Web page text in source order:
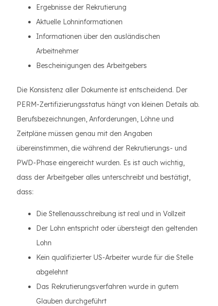
Ergebnisse der Rekrutierung
Aktuelle Lohninformationen
Informationen über den ausländischen
Arbeitnehmer
Bescheinigungen des Arbeitgebers
Die Konsistenz aller Dokumente ist entscheidend. Der
PERM-Zertifizierungsstatus hängt von kleinen Details ab.
Berufsbezeichnungen, Anforderungen, Löhne und
Zeitpläne müssen genau mit den Angaben
übereinstimmen, die während der Rekrutierungs- und
PWD-Phase eingereicht wurden. Es ist auch wichtig,
dass der Arbeitgeber alles unterschreibt und bestätigt,
dass:
Die Stellenausschreibung ist real und in Vollzeit
Der Lohn entspricht oder übersteigt den geltenden
Lohn
Kein qualifizierter US-Arbeiter wurde für die Stelle
abgelehnt
Das Rekrutierungsverfahren wurde in gutem
Glauben durchgeführt